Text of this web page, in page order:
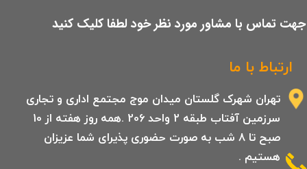
ارتباط با ما
تهران شهرک گلستان میدان موج مجتمع اداری و تجاری
سرزمین آفتاب طبقه 2 واحد 206 .همه روز هفته از 10
صبح تا 8 شب به صورت حضوری پذیرای شما عزیزان
هستیم .
​جهت تماس با مشاور مورد نظر خود لطفا کلیک کنید